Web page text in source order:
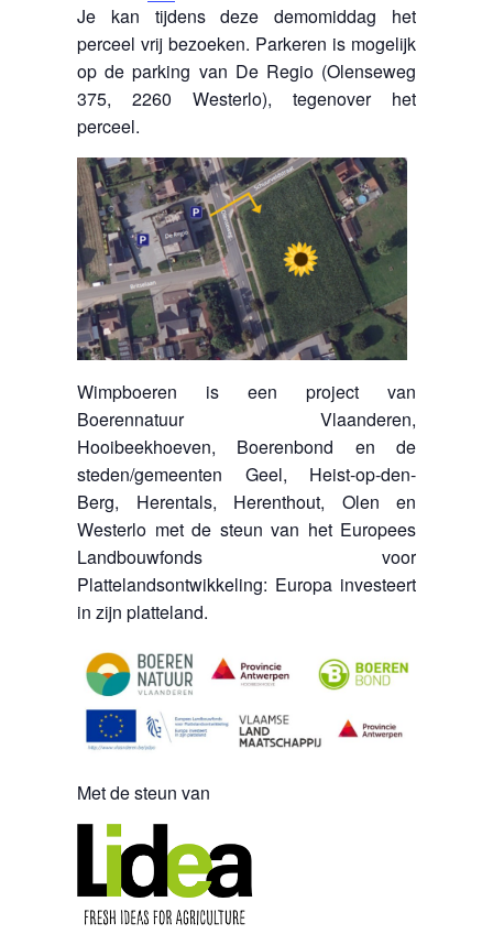
Je kan tijdens deze demomiddag het
perceel vrij bezoeken. Parkeren is mogelijk
op de parking van De Regio (Olenseweg
375, 2260 Westerlo), tegenover het
perceel.
Wimpboeren is een project van
Boerennatuur Vlaanderen,
Hooibeekhoeven, Boerenbond en de
steden/gemeenten Geel, Heist-op-den-
Berg, Herentals, Herenthout, Olen en
Westerlo met de steun van het Europees
Landbouwfonds voor
Plattelandsontwikkeling: Europa investeert
in zijn platteland.
Met de steun van